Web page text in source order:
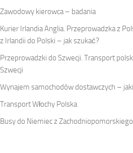
Zawodowy kierowca – badania
Kurier Irlandia Anglia. Przeprowadzka z
z Irlandii do Polski – jak szukać?
Przeprowadzki do Szwecji. Transport
Szwecji
Wynajem samochodów dostawczych –
Transport Włochy Polska
Busy do Niemiec z Zachodniopomorskiego